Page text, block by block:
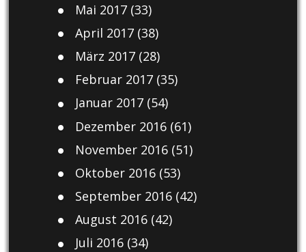
Mai 2017(33)
April 2017(38)
März 2017(28)
Februar 2017(35)
Januar 2017(54)
Dezember 2016(61)
November 2016(51)
Oktober 2016(53)
September 2016(42)
August 2016(42)
Juli 2016(34)